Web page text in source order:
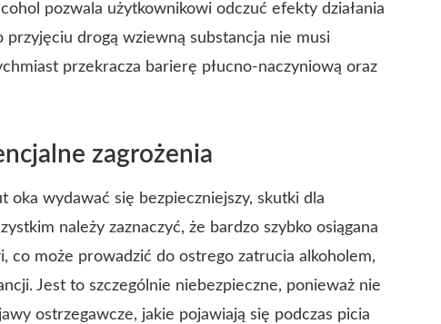
pozwala użytkownikowi odczuć efekty działania
drogą wziewną substancja nie musi
przekracza barierę płucno-naczyniową oraz
zagrożenia
oka wydawać się bezpieczniejszy, skutki dla
należy zaznaczyć, że bardzo szybko osiągana
co może prowadzić do ostrego zatrucia alkoholem,
Jest to szczególnie niebezpieczne, ponieważ nie
ostrzegawcze, jakie pojawiają się podczas picia